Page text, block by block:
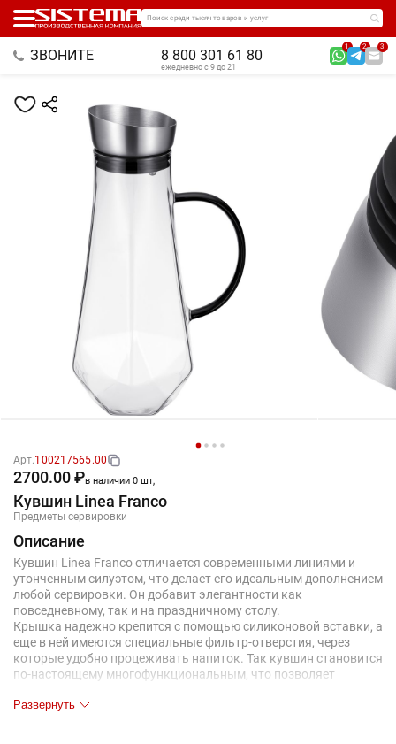
Поиск среди тысяч товаров и услуг
ЗВОНИТЕ 8 800 301 61 80
1 2 3
ежедневно с 9 до 21
Арт.100217565.00
2700.00 ₽в наличии 0 шт,
Кувшин Linea Franco
Предметы сервировки
Описание
Кувшин Linea Franco отличается современными линиями и
утонченным силуэтом, что делает его идеальным дополнением
любой сервировки. Он добавит элегантности как
повседневному, так и на праздничному столу.
Крышка надежно крепится с помощью силиконовой вставки, а
еще в ней имеются специальные фильтр-отверстия, через
которые удобно процеживать напиток. Так кувшин становится
по-настоящему многофункциональным, что позволяет
Емкость 1,6 л.
Развернуть